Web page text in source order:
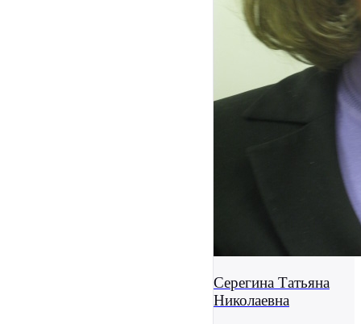
Серегина Татьяна
Николаевна